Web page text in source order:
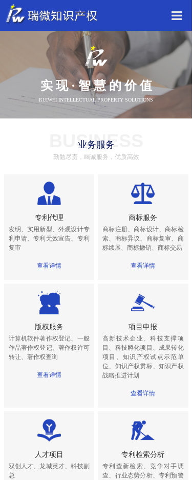
网站
瑞微
瑞微
实 现 · 智 慧 的 价 值
RUIWEI INTELLECTUAL PROPERTY SOLUTIONS
BUSINESS
业务服务
勤勉尽责，竭诚服务，优质高效
专利代理
发明、实用新型、外观设计专
利申请、专利无效宣告、专利
复审
查看详情
商标服务
商标注册、商标设计、商标检
索、商标异议、商标复审、商
标续展、商标撤销、商标交易
查看详情
版权服务
计算机软件著作权登记、一般
作品著作权登记、著作权许可
转让、著作权查询
查看详情
项目申报
高新技术企业、科技支撑项
目、科技孵化项目、成果转化
项目、知识产权试点示范单
位、知识产权贯标、知识产权
战略推进计划
查看详情
人才项目
双创人才、龙城英才、科技副
总
专利检索分析
专利查新检索、竞争对手调
查、行业态势分析、专利预警